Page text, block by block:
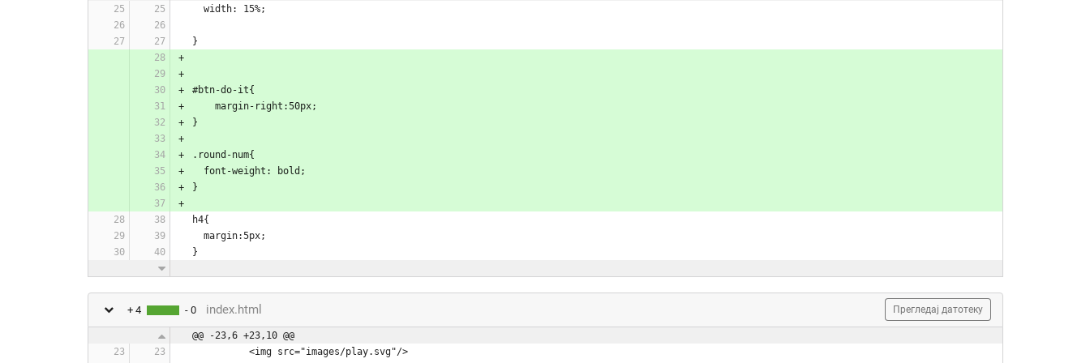
  width: 15%;
}
#btn-do-it{
    margin-right:50px;
}
.round-num{
  font-weight: bold;
}
h4{
  margin:5px;
}
+ 4 - 0 index.html Прегледај датотеку
@@ -23,6 +23,10 @@
          <img src="images/play.svg"/>